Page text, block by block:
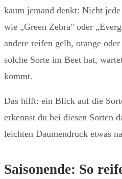
kaum jemand denkt: Nicht
wie „Green Zebra" oder
andere reifen gelb, orange
solche Sorte im Beet hat,
kommt.
Das hilft: ein Blick auf die
erkennst du bei diesen Sorten
leichten Daumendruck etwas
Saisonende: So